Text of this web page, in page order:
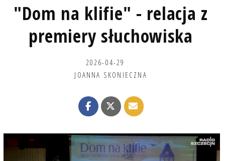
"Dom na klifie" - relacja z
premiery słuchowiska
2026-04-29
JOANNA SKONIECZNA